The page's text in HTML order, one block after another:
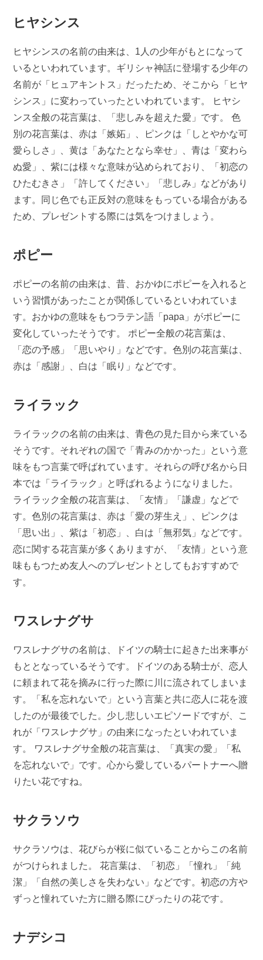
ヒヤシンス
ヒヤシンスの名前の由来は、1人の少年がもとになって
いるといわれています。ギリシャ神話に登場する少年の
名前が「ヒュアキントス」だったため、そこから「ヒヤ
シンス」に変わっていったといわれています。 ヒヤシ
ンス全般の花言葉は、「悲しみを超えた愛」です。 色
別の花言葉は、赤は「嫉妬」、ピンクは「しとやかな可
愛らしさ」、黄は「あなたとなら幸せ」、青は「変わら
ぬ愛」、紫には様々な意味が込められており、「初恋の
ひたむきさ」「許してください」「悲しみ」などがあり
ます。同じ色でも正反対の意味をもっている場合がある
ため、プレゼントする際には気をつけましょう。
ポピー
ポピーの名前の由来は、昔、おかゆにポピーを入れると
いう習慣があったことが関係しているといわれていま
す。おかゆの意味をもつラテン語「papa」がポピーに
変化していったそうです。 ポピー全般の花言葉は、
「恋の予感」「思いやり」などです。色別の花言葉は、
赤は「感謝」、白は「眠り」などです。
ライラック
ライラックの名前の由来は、青色の見た目から来ている
そうです。それぞれの国で「青みのかかった」という意
味をもつ言葉で呼ばれています。それらの呼び名から日
本では「ライラック」と呼ばれるようになりました。
ライラック全般の花言葉は、「友情」「謙虚」などで
す。色別の花言葉は、赤は「愛の芽生え」、ピンクは
「思い出」、紫は「初恋」、白は「無邪気」などです。
恋に関する花言葉が多くありますが、「友情」という意
味ももつため友人へのプレゼントとしてもおすすめで
す。
ワスレナグサ
ワスレナグサの名前は、ドイツの騎士に起きた出来事が
もととなっているそうです。ドイツのある騎士が、恋人
に頼まれて花を摘みに行った際に川に流されてしまいま
す。「私を忘れないで」という言葉と共に恋人に花を渡
したのが最後でした。少し悲しいエピソードですが、こ
れが「ワスレナグサ」の由来になったといわれていま
す。 ワスレナグサ全般の花言葉は、「真実の愛」「私
を忘れないで」です。心から愛しているパートナーへ贈
りたい花ですね。
サクラソウ
サクラソウは、花びらが桜に似ていることからこの名前
がつけられました。 花言葉は、「初恋」「憧れ」「純
潔」「自然の美しさを失わない」などです。初恋の方や
ずっと憧れていた方に贈る際にぴったりの花です。
ナデシコ